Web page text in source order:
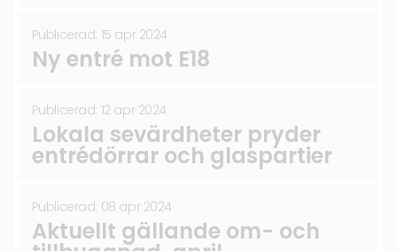
Publicerad: 15 apr 2024
Ny entré mot E18
Publicerad: 12 apr 2024
Lokala sevärdheter pryder
entrédörrar och glaspartier
Publicerad: 08 apr 2024
Aktuellt gällande om- och